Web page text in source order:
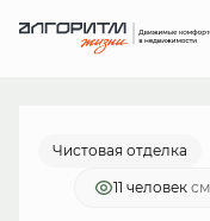
1-комнатная
от 24 338 руб./мес.
Чистовая отделка
11 человек